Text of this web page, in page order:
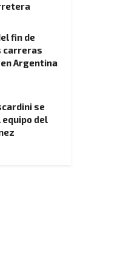
fin de
carreras
Argentina
se
equipo del